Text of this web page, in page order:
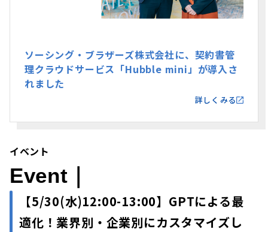
ソーシング・ブラザーズ株式会社に、契約書管
理クラウドサービス「Hubble mini」が導入さ
れました
詳しくみる
イベント
Event｜
【5/30(水)12:00-13:00】GPTによる最
適化！業界別・企業別にカスタマイズし